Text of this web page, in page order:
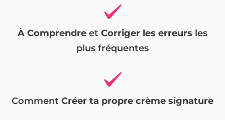
À Comprendre et Corriger les erreurs les
plus fréquentes
Comment Créer ta propre crème signature